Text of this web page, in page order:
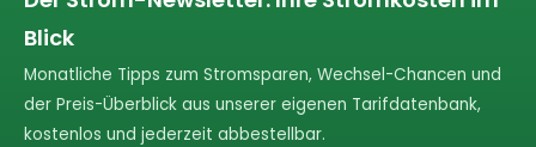
Blick
Monatliche Tipps zum Stromsparen, Wechsel-Chancen und
der Preis-Überblick aus unserer eigenen Tarifdatenbank,
kostenlos und jederzeit abbestellbar.